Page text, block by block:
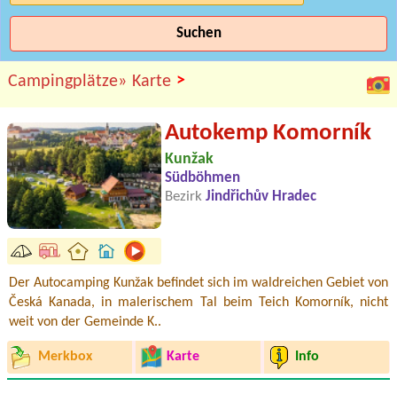
Suchen
Campingplätze» Karte >
Autokemp Komorník
Kunžak
Südböhmen
Bezirk Jindřichův Hradec
Der Autocamping Kunžak befindet sich im waldreichen Gebiet von
Česká Kanada, in malerischem Tal beim Teich Komorník, nicht
weit von der Gemeinde K..
Merkbox Karte Info